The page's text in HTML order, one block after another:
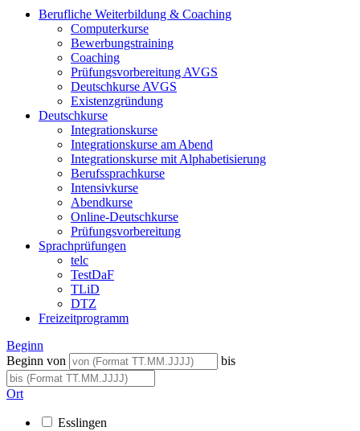
Berufliche Weiterbildung & Coaching
Computerkurse
Bewerbungstraining
Coaching
Prüfungsvorbereitung AVGS
Deutschkurse AVGS
Existenzgründung
Deutschkurse
Integrationskurse
Integrationskurse am Abend
Integrationskurse mit Alphabetisierung
Berufssprachkurse
Intensivkurse
Abendkurse
Online-Deutschkurse
Prüfungsvorbereitung
Sprachprüfungen
telc
TestDaF
TLiD
DTZ
Freizeitprogramm
Beginn
Beginn von
bis
Ort
Esslingen